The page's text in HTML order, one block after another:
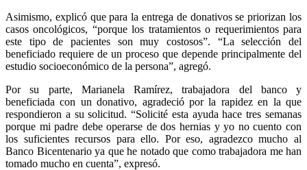
Asimismo, explicó que para la entrega de donativos se priorizan los
casos oncológicos, “porque los tratamientos o requerimientos para
este tipo de pacientes son muy costosos”. “La selección del
beneficiado requiere de un proceso que depende principalmente del
estudio socioeconómico de la persona”, agregó.
Por su parte, Marianela Ramírez, trabajadora del banco y
beneficiada con un donativo, agradeció por la rapidez en la que
respondieron a su solicitud. “Solicité esta ayuda hace tres semanas
porque mi padre debe operarse de dos hernias y yo no cuento con
los suficientes recursos para ello. Por eso, agradezco mucho al
Banco Bicentenario ya que he notado que como trabajadora me han
tomado mucho en cuenta”, expresó.